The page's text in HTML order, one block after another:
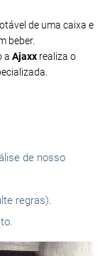
de uma caixa e
beber.
a Ajaxx realiza o
de nosso
regras).